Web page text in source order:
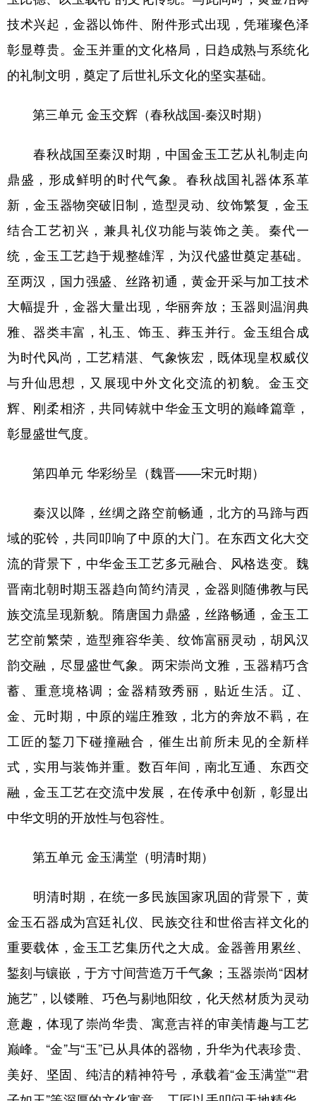
技术兴起，金器以饰件、附件形式出现，凭璀璨色泽
彰显尊贵。金玉并重的文化格局，日趋成熟与系统化
的礼制文明，奠定了后世礼乐文化的坚实基础。
第三单元 金玉交辉（春秋战国-秦汉时期）
春秋战国至秦汉时期，中国金玉工艺从礼制走向
鼎盛，形成鲜明的时代气象。春秋战国礼器体系革
新，金玉器物突破旧制，造型灵动、纹饰繁复，金玉
结合工艺初兴，兼具礼仪功能与装饰之美。秦代一
统，金玉工艺趋于规整雄浑，为汉代盛世奠定基础。
至两汉，国力强盛、丝路初通，黄金开采与加工技术
大幅提升，金器大量出现，华丽奔放；玉器则温润典
雅、器类丰富，礼玉、饰玉、葬玉并行。金玉组合成
为时代风尚，工艺精湛、气象恢宏，既体现皇权威仪
与升仙思想，又展现中外文化交流的初貌。金玉交
辉、刚柔相济，共同铸就中华金玉文明的巅峰篇章，
彰显盛世气度。
第四单元 华彩纷呈（魏晋——宋元时期）
秦汉以降，丝绸之路空前畅通，北方的马蹄与西
域的驼铃，共同叩响了中原的大门。在东西文化大交
流的背景下，中华金玉工艺多元融合、风格迭变。魏
晋南北朝时期玉器趋向简约清灵，金器则随佛教与民
族交流呈现新貌。隋唐国力鼎盛，丝路畅通，金玉工
艺空前繁荣，造型雍容华美、纹饰富丽灵动，胡风汉
韵交融，尽显盛世气象。两宋崇尚文雅，玉器精巧含
蓄、重意境格调；金器精致秀丽，贴近生活。辽、
金、元时期，中原的端庄雅致，北方的奔放不羁，在
工匠的錾刀下碰撞融合，催生出前所未见的全新样
式，实用与装饰并重。数百年间，南北互通、东西交
融，金玉工艺在交流中发展，在传承中创新，彰显出
中华文明的开放性与包容性。
第五单元 金玉满堂（明清时期）
明清时期，在统一多民族国家巩固的背景下，黄
金玉石器成为宫廷礼仪、民族交往和世俗吉祥文化的
重要载体，金玉工艺集历代之大成。金器善用累丝、
錾刻与镶嵌，于方寸间营造万千气象；玉器崇尚“因材
施艺”，以镂雕、巧色与剔地阳纹，化天然材质为灵动
意趣，体现了崇尚华贵、寓意吉祥的审美情趣与工艺
巅峰。“金”与“玉”已从具体的器物，升华为代表珍贵、
美好、坚固、纯洁的精神符号，承载着“金玉满堂”“君